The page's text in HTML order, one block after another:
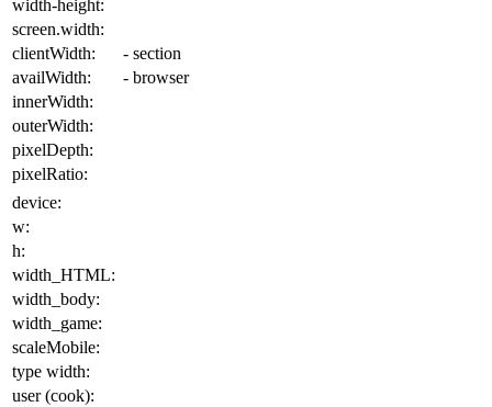
width-height:
screen.width:
clientWidth:
- section
availWidth:
- browser
innerWidth:
outerWidth:
pixelDepth:
pixelRatio:
device:
w:
h:
width_HTML:
width_body:
width_game:
scaleMobile:
type width:
user (cook):